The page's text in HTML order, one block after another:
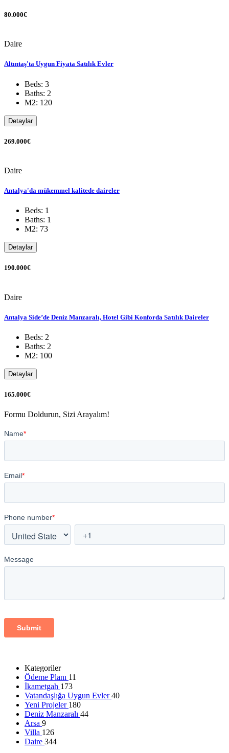
80.000€
Daire
Altıntaş'ta Uygun Fiyata Satılık Evler
Beds: 3
Baths: 2
M2: 120
Detaylar
269.000€
Daire
Antalya'da mükemmel kalitede daireler
Beds: 1
Baths: 1
M2: 73
Detaylar
190.000€
Daire
Antalya Side’de Deniz Manzaralı, Hotel Gibi Konforda Satılık Daireler
Beds: 2
Baths: 2
M2: 100
Detaylar
165.000€
Formu Doldurun, Sizi Arayalım!
Kategoriler
Ödeme Planı 11
İkametgah 173
Vatandaşlığa Uygun Evler40
Yeni Projeler 180
Deniz Manzaralı 44
Arsa 9
Villa 126
Daire 344